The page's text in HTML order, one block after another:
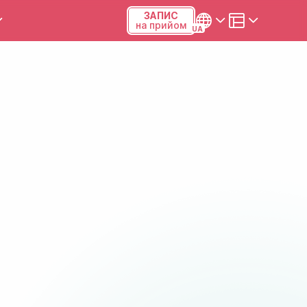
ЗАПИС
на прийом